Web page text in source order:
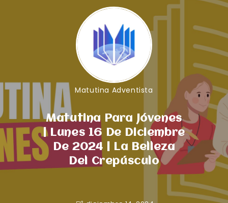
Matutina Adventista
Matutina Para Jóvenes
| Lunes 16 De Diciembre
De 2024 | La Belleza
Del Crepúsculo